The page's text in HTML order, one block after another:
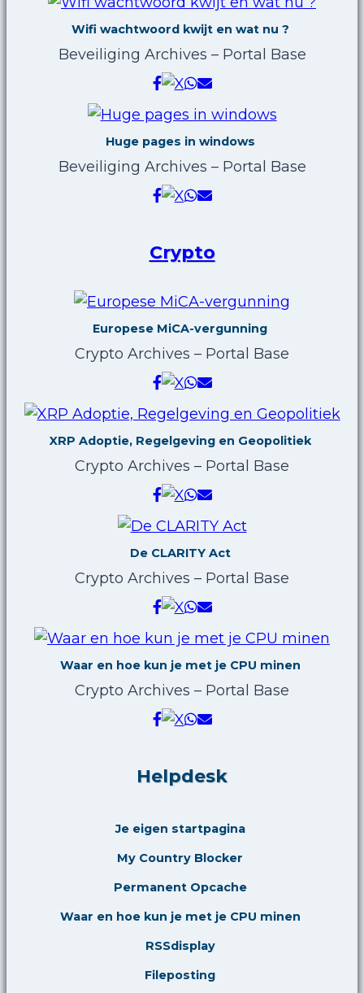
Wifi wachtwoord kwijt en wat nu ?
Beveiliging Archives – Portal Base
Huge pages in windows
Beveiliging Archives – Portal Base
Crypto
Europese MiCA-vergunning
Crypto Archives – Portal Base
XRP Adoptie, Regelgeving en Geopolitiek
Crypto Archives – Portal Base
De CLARITY Act
Crypto Archives – Portal Base
Waar en hoe kun je met je CPU minen
Crypto Archives – Portal Base
Helpdesk
Je eigen startpagina
My Country Blocker
Permanent Opcache
Waar en hoe kun je met je CPU minen
RSSdisplay
Fileposting